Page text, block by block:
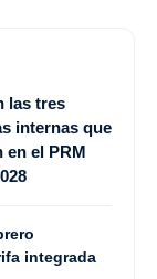
las tres
internas que
en el PRM
integrada